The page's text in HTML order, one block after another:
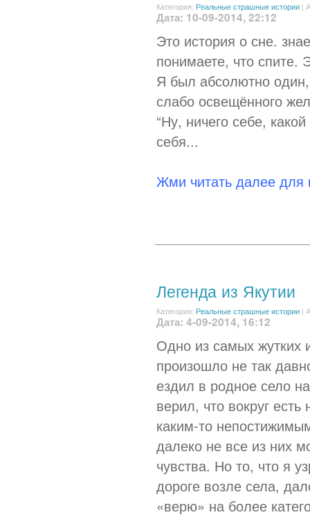
Категория: Реальные страшные истории |
Дата: 10-09-2014, 22:12
Это история о сне.
понимаете, что спите.
Я был абсолютно
слабо освещённого
“Ну, ничего себе,
себя...
Жми читать далее для
Легенда из Якутии
Категория: Реальные страшные истории |
Дата: 4-09-2014, 16:12
Одно из самых жутких
произошло не так
ездил в родное село
верил, что вокруг
каким-то
далеко не все из них
чувства. Но то, что я
дороге возле села,
«верю» на более